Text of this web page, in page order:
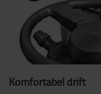
Komfortabel drift